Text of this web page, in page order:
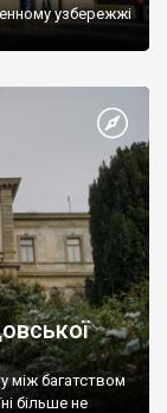
узбережжі
між багатством
більше не